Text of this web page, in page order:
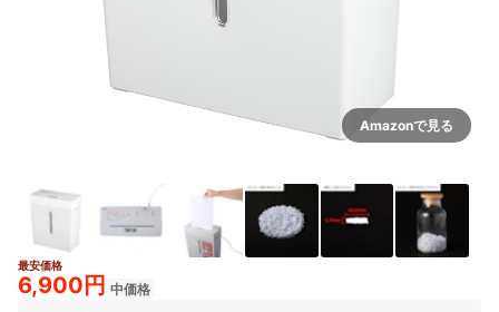
Amazonで見る
最安価格
6,900円 中価格